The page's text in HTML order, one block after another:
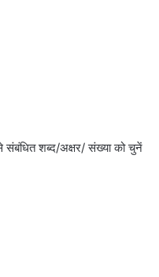
संबंधित शब्द/अक्षर/ संख्या को चुनें